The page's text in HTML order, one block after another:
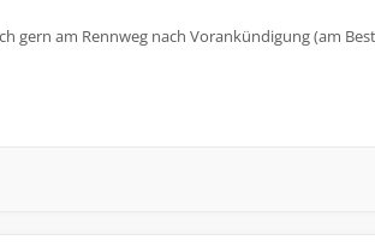
gern am Rennweg nach Vorankündigung (am